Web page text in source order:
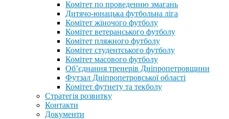
Комітет по проведенню змагань
Дитячо-юнацька футбольна ліга
Комітет жіночого футболу
Комітет ветеранського футболу
Комітет пляжного футболу
Комітет студентського футболу
Комітет масового футболу
Обʼєднання тренерів Дніпропетровщини
Футзал Дніпропетровської області
Комітет футнету та текболу
Стратегія розвитку
Контакти
Документи